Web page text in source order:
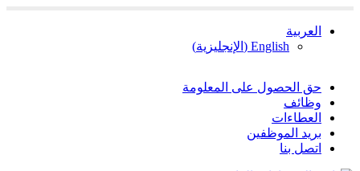
العربية
English
( الإنجليزية)
حق الحصول على المعلومة
وظائف
العطاءات
بريد الموظفين
اتصل بنا